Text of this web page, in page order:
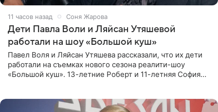
11 часов назад Соня Жарова
Дети Павла Воли и Ляйсан Утяшевой
работали на шоу «Большой куш»
Павел Воля и Ляйсан Утяшева рассказали, что их дети
работали на съемках нового сезона реалити-шоу
«Большой куш». 13-летние Роберт и 11-летняя София